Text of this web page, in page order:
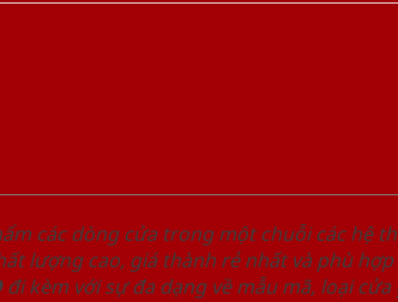
các dòng cửa trong một chuỗi các hệ
lượng cao, giá thành rẻ nhất và phù
đi kèm với sự đa dạng về mẫu mã, loại